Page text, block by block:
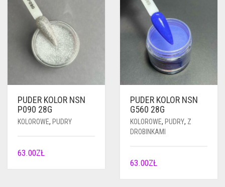
PUDER KOLOR NSN
P090 28G
KOLOROWE, PUDRY
63.00ZŁ
PUDER KOLOR NSN
G560 28G
KOLOROWE, PUDRY, Z
DROBINKAMI
63.00ZŁ